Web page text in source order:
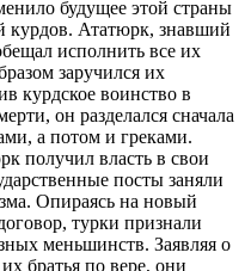
будущее этой страны
Ататюрк, знавший
исполнить все их
заручился их
курдское воинство в
он разделался сначала
а потом и греками.
получил власть в свои
посты заняли
Опираясь на новый
турки признали
меньшинств. Заявляя о
братья по вере, они